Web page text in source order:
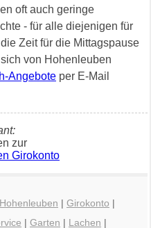
oft auch geringe
- für alle diejenigen für
Zeit für die Mittagspause
von Hohenleuben
Angebote per E-Mail
zur
Girokonto
| Girokonto |
| Garten | Lachen |